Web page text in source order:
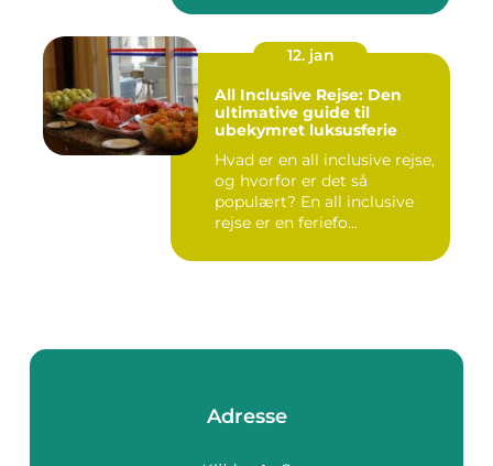
12. jan
All Inclusive Rejse: Den
ultimative guide til
ubekymret luksusferie
Hvad er en all inclusive rejse,
og hvorfor er det så
populært? En all inclusive
rejse er en feriefo...
Adresse